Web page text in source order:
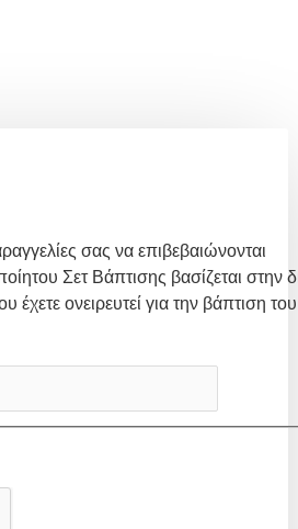
σας να επιβεβαιώνονται
Σετ Βάπτισης βασίζεται στην
ονειρευτεί για την βάπτιση του